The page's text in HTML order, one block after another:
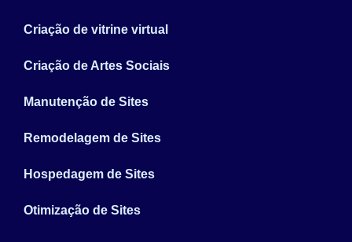
Criação de vitrine virtual
Criação de Artes Sociais
Manutenção de Sites
Remodelagem de Sites
Hospedagem de Sites
Otimização de Sites